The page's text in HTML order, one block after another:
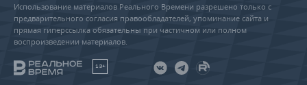
Использование материалов Реального Времени разрешено только с
предварительного согласия правообладателей, упоминание сайта и
прямая гиперссылка обязательны при частичном или полном
воспроизведении материалов.
18+